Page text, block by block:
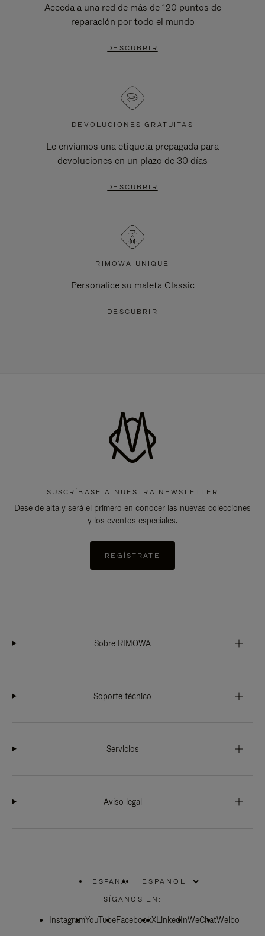
Acceda a una red de más de 120 puntos de
reparación por todo el mundo
DESCUBRIR
DEVOLUCIONES GRATUITAS
Le enviamos una etiqueta prepagada para
devoluciones en un plazo de 30 días
DESCUBRIR
RIMOWA UNIQUE
Personalice su maleta Classic
DESCUBRIR
SUSCRÍBASE A NUESTRA NEWSLETTER
Dese de alta y será el primero en conocer las nuevas colecciones
y los eventos especiales.
REGÍSTRATE
Sobre RIMOWA
Soporte técnico
Servicios
Aviso legal
ESPAÑA
ELIGE
LA
|
SÍGANOS EN:
InstagramYouTubeFacebookXLinkedInWeChatWeibo